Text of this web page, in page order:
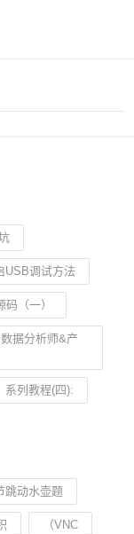
USB调试方法
（一）
据分析师&产
系列教程(四):
跳动水壶题
（VNC